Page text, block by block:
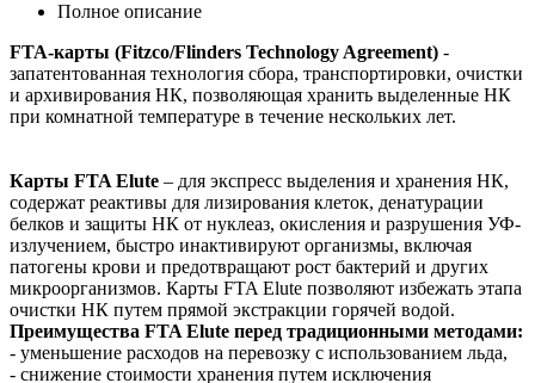
Полное описание
FTA-карты (Fitzco/Flinders Technology Agreement) -
запатентованная технология сбора, транспортировки, очистки
и архивирования НК, позволяющая хранить выделенные НК
при комнатной температуре в течение нескольких лет.
Карты FTA Elute – для экспресс выделения и хранения НК,
содержат реактивы для лизирования клеток, денатурации
белков и защиты НК от нуклеаз, окисления и разрушения УФ-
излучением, быстро инактивируют организмы, включая
патогены крови и предотвращают рост бактерий и других
микроорганизмов. Карты FTA Elute позволяют избежать этапа
очистки НК путем прямой экстракции горячей водой.
Преимущества FTA Elute перед традиционными методами:
- уменьшение расходов на перевозку с использованием льда,
- снижение стоимости хранения путем исключения